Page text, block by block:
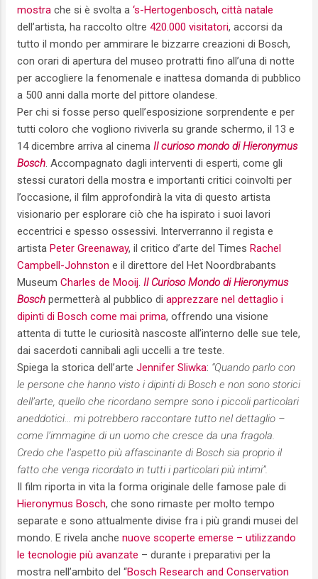
mostra che si è svolta a ‘s-Hertogenbosch, città natale
dell’artista, ha raccolto oltre 420.000 visitatori, accorsi da
tutto il mondo per ammirare le bizzarre creazioni di Bosch,
con orari di apertura del museo protratti fino all’una di notte
per accogliere la fenomenale e inattesa domanda di pubblico
a 500 anni dalla morte del pittore olandese.
Per chi si fosse perso quell’esposizione sorprendente e per
tutti coloro che vogliono riviverla su grande schermo, il 13 e
14 dicembre arriva al cinema Il curioso mondo di Hieronymus
Bosch. Accompagnato dagli interventi di esperti, come gli
stessi curatori della mostra e importanti critici coinvolti per
l’occasione, il film approfondirà la vita di questo artista
visionario per esplorare ciò che ha ispirato i suoi lavori
eccentrici e spesso ossessivi. Interverranno il regista e
artista Peter Greenaway, il critico d’arte del Times Rachel
Campbell-Johnston e il direttore del Het Noordbrabants
Museum Charles de Mooij. Il Curioso Mondo di Hieronymus
Bosch permetterà al pubblico di apprezzare nel dettaglio i
dipinti di Bosch come mai prima, offrendo una visione
attenta di tutte le curiosità nascoste all’interno delle sue tele,
dai sacerdoti cannibali agli uccelli a tre teste.
Spiega la storica dell’arte Jennifer Sliwka: “Quando parlo con
le persone che hanno visto i dipinti di Bosch e non sono storici
dell’arte, quello che ricordano sempre sono i piccoli particolari
aneddotici… mi potrebbero raccontare tutto nel dettaglio –
come l’immagine di un uomo che cresce da una fragola.
Credo che l’aspetto più affascinante di Bosch sia proprio il
fatto che venga ricordato in tutti i particolari più intimi”.
Il film riporta in vita la forma originale delle famose pale di
Hieronymus Bosch, che sono rimaste per molto tempo
separate e sono attualmente divise fra i più grandi musei del
mondo. E rivela anche nuove scoperte emerse – utilizzando
le tecnologie più avanzate – durante i preparativi per la
mostra nell’ambito del “Bosch Research and Conservation